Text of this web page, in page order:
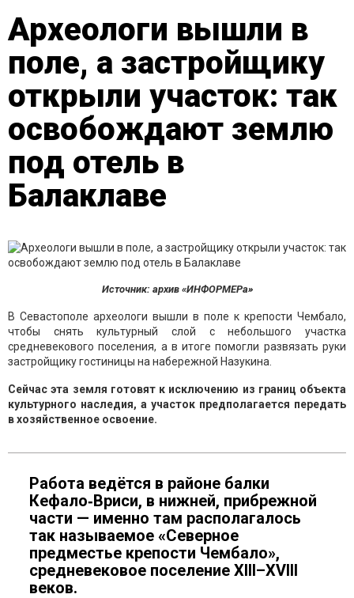
Археологи вышли в
поле, а застройщику
открыли участок: так
освобождают землю
под отель в
Балаклаве
Источник: архив «ИНФОРМЕРа»
В Севастополе археологи вышли в поле к крепости Чембало,
чтобы снять культурный слой с небольшого участка
средневекового поселения, а в итоге помогли развязать руки
застройщику гостиницы на набережной Назукина.
Сейчас эта земля готовят к исключению из границ объекта
культурного наследия, а участок предполагается передать
в хозяйственное освоение.
Работа ведётся в районе балки
Кефало‑Вриси, в нижней, прибрежной
части — именно там располагалось
так называемое «Северное
предместье крепости Чембало»,
средневековое поселение XIII–XVIII
веков.